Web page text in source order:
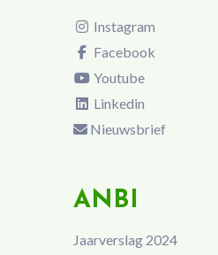
Instagram
Facebook
Youtube
Linkedin
Nieuwsbrief
ANBI
Jaarverslag 2024